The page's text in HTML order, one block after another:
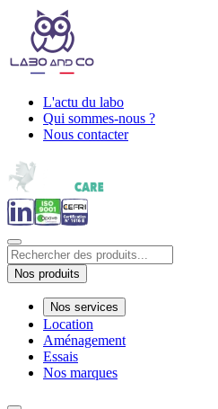
L'actu du labo
Qui sommes-nous ?
Nous contacter
Nos produits
Nos services
Location
Aménagement
Essais
Nos marques